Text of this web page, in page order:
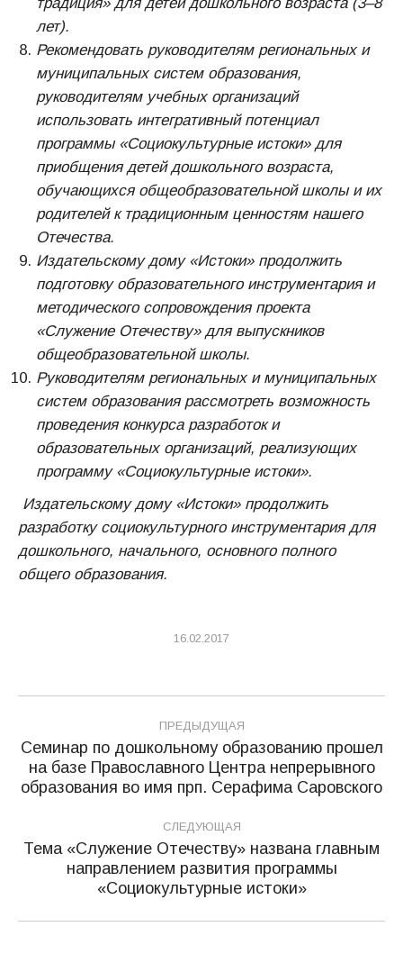
лет).
Рекомендовать руководителям региональных и
муниципальных систем образования,
руководителям учебных организаций
использовать интегративный потенциал
программы «Социокультурные истоки» для
приобщения детей дошкольного возраста,
обучающихся общеобразовательной школы и их
родителей к традиционным ценностям нашего
Отечества.
Издательскому дому «Истоки» продолжить
подготовку образовательного инструментария и
методического сопровождения проекта
«Служение Отечеству» для выпускников
общеобразовательной школы.
Руководителям региональных и муниципальных
систем образования рассмотреть возможность
проведения конкурса разработок и
образовательных организаций, реализующих
программу «Социокультурные истоки».
Издательскому дому «Истоки» продолжить
разработку социокультурного инструментария для
дошкольного, начального, основного полного
общего образования.
16.02.2017
Навигация
по
записям
ПРЕДЫДУЩАЯ
Предыдущая
запись:
Семинар по дошкольному образованию прошел
на базе Православного Центра непрерывного
образования во имя прп. Серафима Саровского
СЛЕДУЮЩАЯ
Следующая
запись:
Тема «Служение Отечеству» названа главным
направлением развития программы
«Социокультурные истоки»